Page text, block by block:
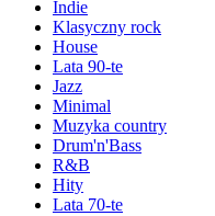
Indie
Klasyczny rock
House
Lata 90-te
Jazz
Minimal
Muzyka country
Drum'n'Bass
R&B
Hity
Lata 70-te